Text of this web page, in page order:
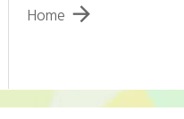

Home